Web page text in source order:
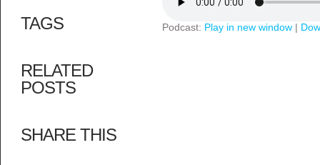
TAGS
RELATED
POSTS
SHARE THIS
Podcast: Play in new window|